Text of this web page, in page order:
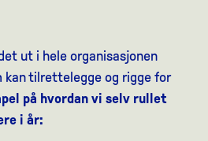
ut i hele organisasjonen
kan tilrettelegge og rigge for
på hvordan vi selv rullet
i år: